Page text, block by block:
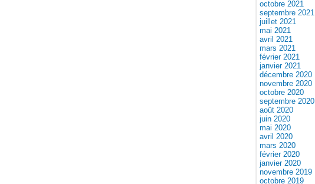
octobre 2021
septembre 2021
juillet 2021
mai 2021
avril 2021
mars 2021
février 2021
janvier 2021
décembre 2020
novembre 2020
octobre 2020
septembre 2020
août 2020
juin 2020
mai 2020
avril 2020
mars 2020
février 2020
janvier 2020
novembre 2019
octobre 2019